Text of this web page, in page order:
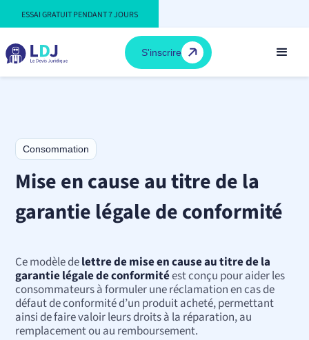
ESSAI GRATUIT PENDANT 7 JOURS
S'inscrire
Consommation
Mise en cause au titre de la
garantie légale de conformité
Ce modèle delettre de mise en cause au titre de la
garantie légale de conformitéest conçu pour aider les
consommateurs à formuler une réclamation en cas de
défaut de conformité d’un produit acheté, permettant
ainsi de faire valoir leurs droits à la réparation, au
remplacement ou au remboursement.